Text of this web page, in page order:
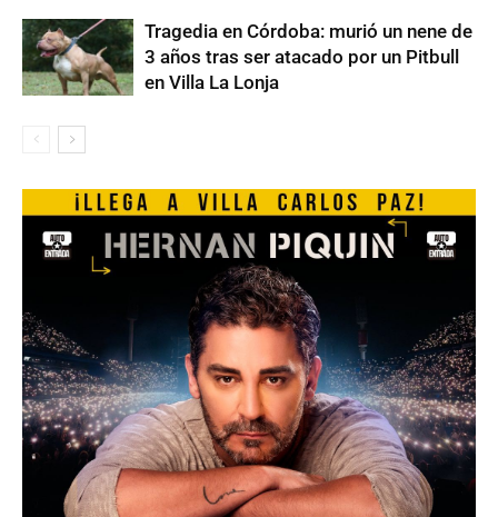
Tragedia en Córdoba: murió un nene de
3 años tras ser atacado por un Pitbull
en Villa La Lonja